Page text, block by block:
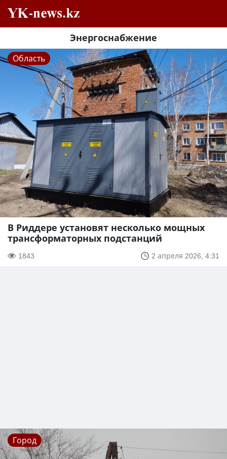
Энергоснабжение
Область
В Риддере установят несколько мощных
трансформаторных подстанций
1843 2 апреля 2026, 4:31
Город